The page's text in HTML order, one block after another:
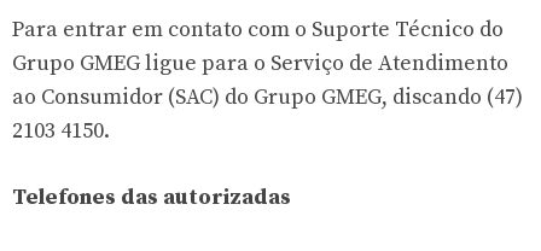
Para entrar em contato com o Suporte Técnico do
Grupo GMEG ligue para o Serviço de Atendimento
ao Consumidor (SAC) do Grupo GMEG, discando (47)
2103 4150.
Telefones das autorizadas